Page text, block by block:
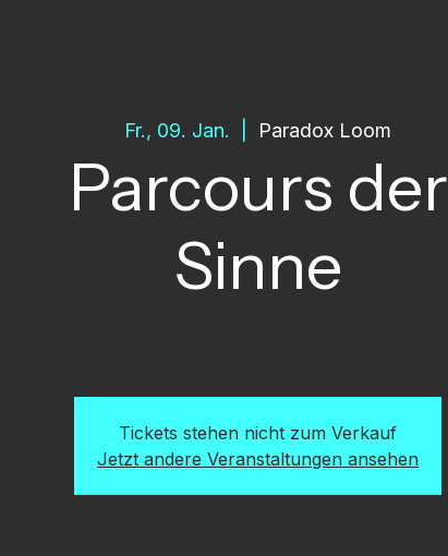
Fr., 09. Jan. Paradox Loom
Parcours der
Sinne
Tickets stehen nicht zum Verkauf
Jetzt andere Veranstaltungen ansehen